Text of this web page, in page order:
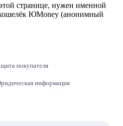
странице, нужен именной
ЮMoney (анонимный
покупателя
информация